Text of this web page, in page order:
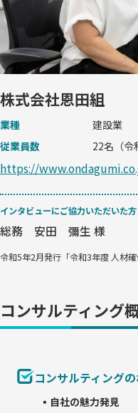
株式会社恩田組
業種
建設業
従業員数
22名（令
https://
インタビューにご協力いただいた方
総務 安田 彌生 様
令和5年2月発行「令和3年度 人材
コンサルティング
コンサルティング
▪自社の魅力発見